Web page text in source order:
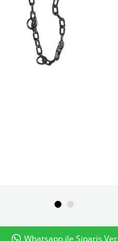
Whatsapp ile Sipariş Ver